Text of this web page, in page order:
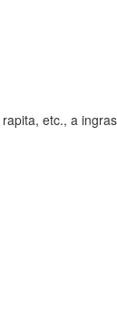
etc., a